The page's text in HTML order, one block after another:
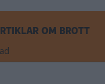
OM BROTT